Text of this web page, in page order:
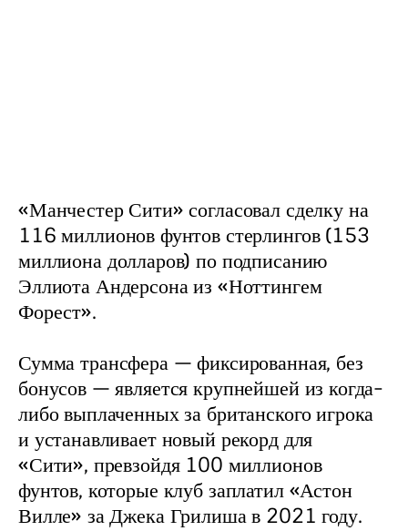
«Манчестер Сити» согласовал сделку на
116 миллионов фунтов стерлингов (153
миллиона долларов) по подписанию
Эллиота Андерсона из «Ноттингем
Форест».
Сумма трансфера — фиксированная, без
бонусов — является крупнейшей из когда-
либо выплаченных за британского игрока
и устанавливает новый рекорд для
«Сити», превзойдя 100 миллионов
фунтов, которые клуб заплатил «Астон
Вилле» за Джека Грилиша в 2021 году.